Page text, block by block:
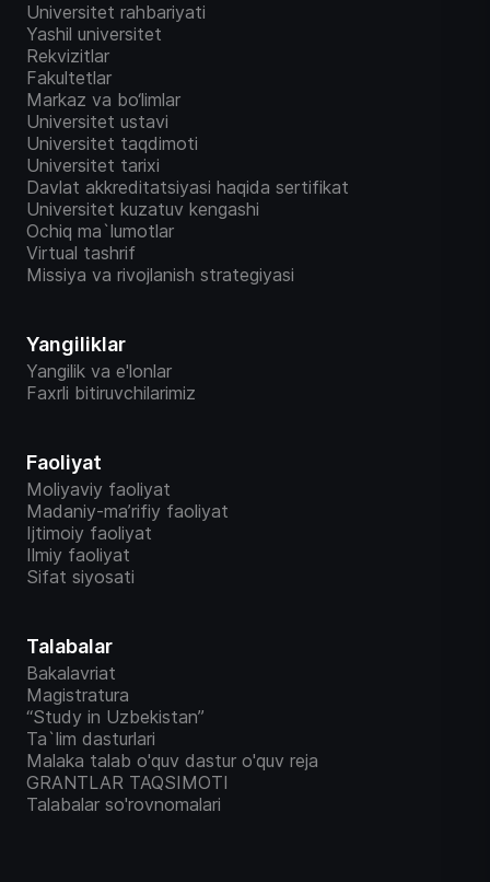
Universitet rahbariyati
Yashil universitet
Rekvizitlar
Fakultetlar
Markaz va bo‘limlar
Universitet ustavi
Universitet taqdimoti
Universitet tarixi
Davlat akkreditatsiyasi haqida sertifikat
Universitet kuzatuv kengashi
Ochiq ma`lumotlar
Virtual tashrif
Missiya va rivojlanish strategiyasi
Yangiliklar
Yangilik va e'lonlar
Faxrli bitiruvchilarimiz
Faoliyat
Moliyaviy faoliyat
Madaniy-ma’rifiy faoliyat
Ijtimoiy faoliyat
Ilmiy faoliyat
Sifat siyosati
Talabalar
Bakalavriat
Magistratura
“Study in Uzbekistan”
Ta`lim dasturlari
Malaka talab o'quv dastur o'quv reja
GRANTLAR TAQSIMOTI
Talabalar so'rovnomalari